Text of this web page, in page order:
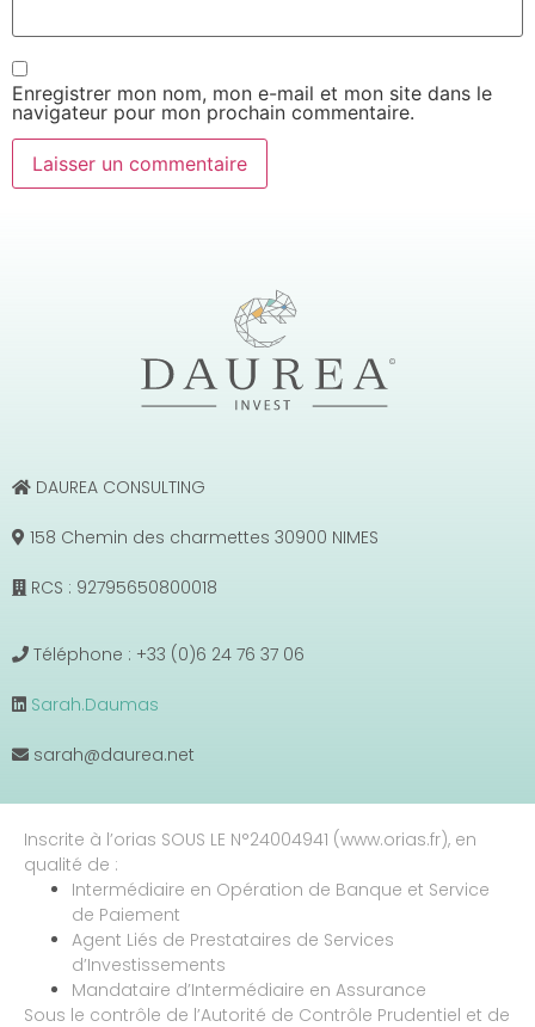
Enregistrer mon nom, mon e-mail et mon site dans le
navigateur pour mon prochain commentaire.
DAUREA CONSULTING
158 Chemin des charmettes 30900 NIMES
RCS : 92795650800018
Téléphone : +33 (0)6 24 76 37 06
Sarah.Daumas
sarah@daurea.net
Inscrite à l’orias SOUS LE N°24004941 (www.orias.fr), en
qualité de :
Intermédiaire en Opération de Banque et Service
de Paiement
Agent Liés de Prestataires de Services
d’Investissements
Mandataire d’Intermédiaire en Assurance
Sous le contrôle de l’Autorité de Contrôle Prudentiel et de